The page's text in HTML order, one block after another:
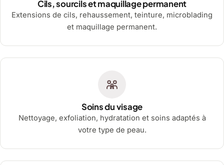
Cils, sourcils et maquillage permanent
Extensions de cils, rehaussement, teinture, microblading
et maquillage permanent.
Soins du visage
Nettoyage, exfoliation, hydratation et soins adaptés à
votre type de peau.